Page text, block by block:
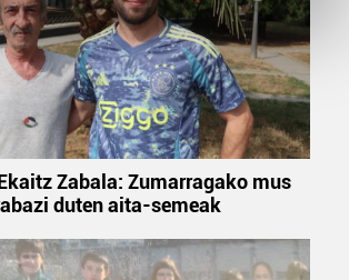
how your personal data is processed
in thedetails section.
zure datu pertsonalak
zure IP zenbakia, besteak beste,
cookieak adibidez, iragarki eta eduki
eskaintzeko, iragarkiak eta edukia
buruzko informazioa biltzeko eta
hauta dezakezu.
Zabala: Zumarragako mus
duten aita-semeak